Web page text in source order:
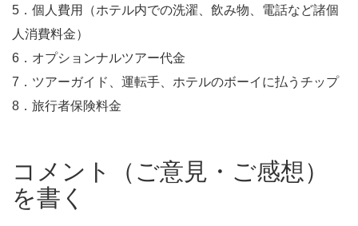
5．個人費用（ホテル内での洗濯、飲み物、電話など諸個
人消費料金）
6．オプションナルツアー代金
7．ツアーガイド、運転手、ホテルのボーイに払うチップ
8．旅行者保険料金
コメント（ご意見・ご感想）
を書く